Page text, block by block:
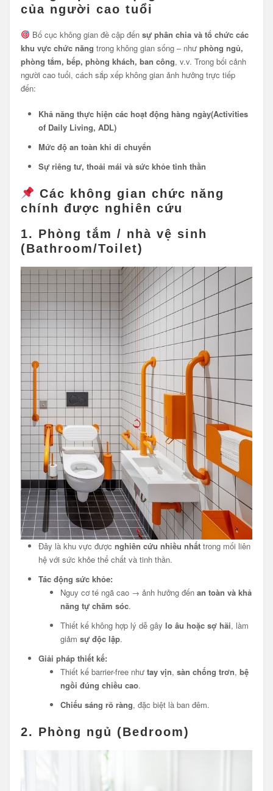
của người cao tuổi
Bố cục không gian đề cập đến sự phân chia và tổ chức các
khu vực chức năng trong không gian sống – như phòng ngủ,
phòng tắm, bếp, phòng khách, ban công, v.v. Trong bối cảnh
người cao tuổi, cách sắp xếp không gian ảnh hưởng trực tiếp
đến:
Khả năng thực hiện các hoạt động hàng ngày(Activities
of Daily Living, ADL)
Mức độ an toàn khi di chuyển
Sự riêng tư, thoải mái và sức khỏe tinh thần
Các không gian chức năng
chính được nghiên cứu
1. Phòng tắm / nhà vệ sinh
(Bathroom/Toilet)
Đây là khu vực đượcnghiên cứu nhiều nhất trong mối liên
hệ với sức khỏe thể chất và tinh thần.
Tác động sức khỏe:
Nguy cơ té ngã cao → ảnh hưởng đến an toàn và khả
năng tự chăm sóc.
Thiết kế không hợp lý dễ gây lo âu hoặc sợ hãi, làm
giảm sự độc lập.
Giải pháp thiết kế:
Thiết kế barrier-free như tay vịn, sàn chống trơn, bệ
ngồi đúng chiều cao.
Chiếu sáng rõ ràng, đặc biệt là ban đêm.
2. Phòng ngủ (Bedroom)